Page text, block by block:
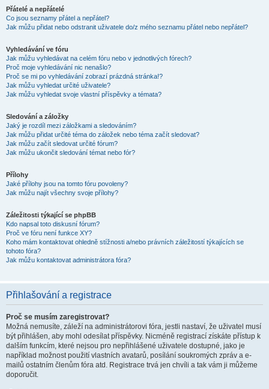
Přátelé a nepřátelé
Co jsou seznamy přátel a nepřátel?
Jak můžu přidat nebo odstranit uživatele do/z mého seznamu přátel nebo nepřátel?
Vyhledávání ve fóru
Jak můžu vyhledávat na celém fóru nebo v jednotlivých fórech?
Proč moje vyhledávání nic nenašlo?
Proč se mi po vyhledávání zobrazí prázdná stránka!?
Jak můžu vyhledat určité uživatele?
Jak můžu vyhledat svoje vlastní příspěvky a témata?
Sledování a záložky
Jaký je rozdíl mezi záložkami a sledováním?
Jak můžu přidat určité téma do záložek nebo téma začít sledovat?
Jak můžu začít sledovat určité fórum?
Jak můžu ukončit sledování témat nebo fór?
Přílohy
Jaké přílohy jsou na tomto fóru povoleny?
Jak můžu najít všechny svoje přílohy?
Záležitosti týkající se phpBB
Kdo napsal toto diskusní fórum?
Proč ve fóru není funkce XY?
Koho mám kontaktovat ohledně stížnosti a/nebo právních záležitostí týkajících se
tohoto fóra?
Jak můžu kontaktovat administrátora fóra?
Přihlašování a registrace
Proč se musím zaregistrovat?
Možná nemusíte, záleží na administrátorovi fóra, jestli nastaví, že uživatel musí
být přihlášen, aby mohl odesílat příspěvky. Nicméně registrací získáte přístup k
dalším funkcím, které nejsou pro nepřihlášené uživatele dostupné, jako je
například možnost použití vlastních avatarů, posílání soukromých zpráv a e-
mailů ostatním členům fóra atd. Registrace trvá jen chvíli a tak vám ji můžeme
doporučit.